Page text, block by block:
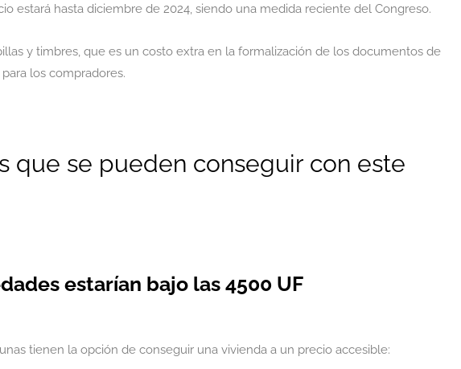
estará hasta diciembre de 2024, siendo una medida reciente del Congreso.
y timbres, que es un costo extra en la formalización de los documentos de
los compradores.
que se pueden conseguir con este
estarían bajo las 4500 UF
tienen la opción de conseguir una vivienda a un precio accesible: